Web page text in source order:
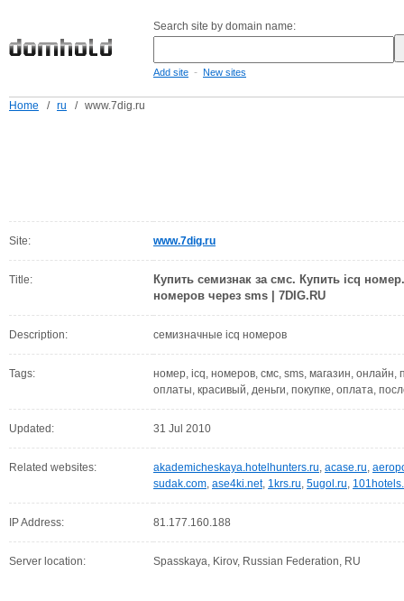
Search site by domain name:
Add site - New sites
Home / ru / www.7dig.ru
Site: www.7dig.ru
Title:
Купить семизнак за смс. Купить icq
номеров через sms | 7DIG.RU
Description: семизначные icq номеров
Tags:
номер, icq, номеров, смс, sms, магазин,
оплаты, красивый, деньги, покупке, оплата,
Updated: 31 Jul 2010
Related websites: akademicheskaya.hotelhunters.ru, acase.ru,
sudak.com, ase4ki.net, 1krs.ru, 5ugol.ru,
IP Address: 81.177.160.188
Server location: Spasskaya, Kirov, Russian Federation, RU